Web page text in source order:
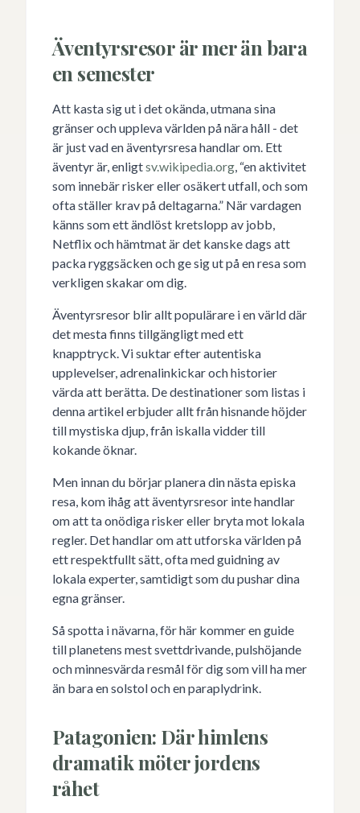
Äventyrsresor är mer än bara
en semester
Att kasta sig ut i det okända, utmana sina
gränser och uppleva världen på nära håll - det
är just vad en äventyrsresa handlar om. Ett
äventyr är, enligtsv.wikipedia.org, “en aktivitet
som innebär risker eller osäkert utfall, och som
ofta ställer krav på deltagarna.” När vardagen
känns som ett ändlöst kretslopp av jobb,
Netflix och hämtmat är det kanske dags att
packa ryggsäcken och ge sig ut på en resa som
verkligen skakar om dig.
Äventyrsresor blir allt populärare i en värld där
det mesta finns tillgängligt med ett
knapptryck. Vi suktar efter autentiska
upplevelser, adrenalinkickar och historier
värda att berätta. De destinationer som listas i
denna artikel erbjuder allt från hisnande höjder
till mystiska djup, från iskalla vidder till
kokande öknar.
Men innan du börjar planera din nästa episka
resa, kom ihåg att äventyrsresor inte handlar
om att ta onödiga risker eller bryta mot lokala
regler. Det handlar om att utforska världen på
ett respektfullt sätt, ofta med guidning av
lokala experter, samtidigt som du pushar dina
egna gränser.
Så spotta i nävarna, för här kommer en guide
till planetens mest svettdrivande, pulshöjande
och minnesvärda resmål för dig som vill ha mer
än bara en solstol och en paraplydrink.
Patagonien: Där himlens
dramatik möter jordens
råhet